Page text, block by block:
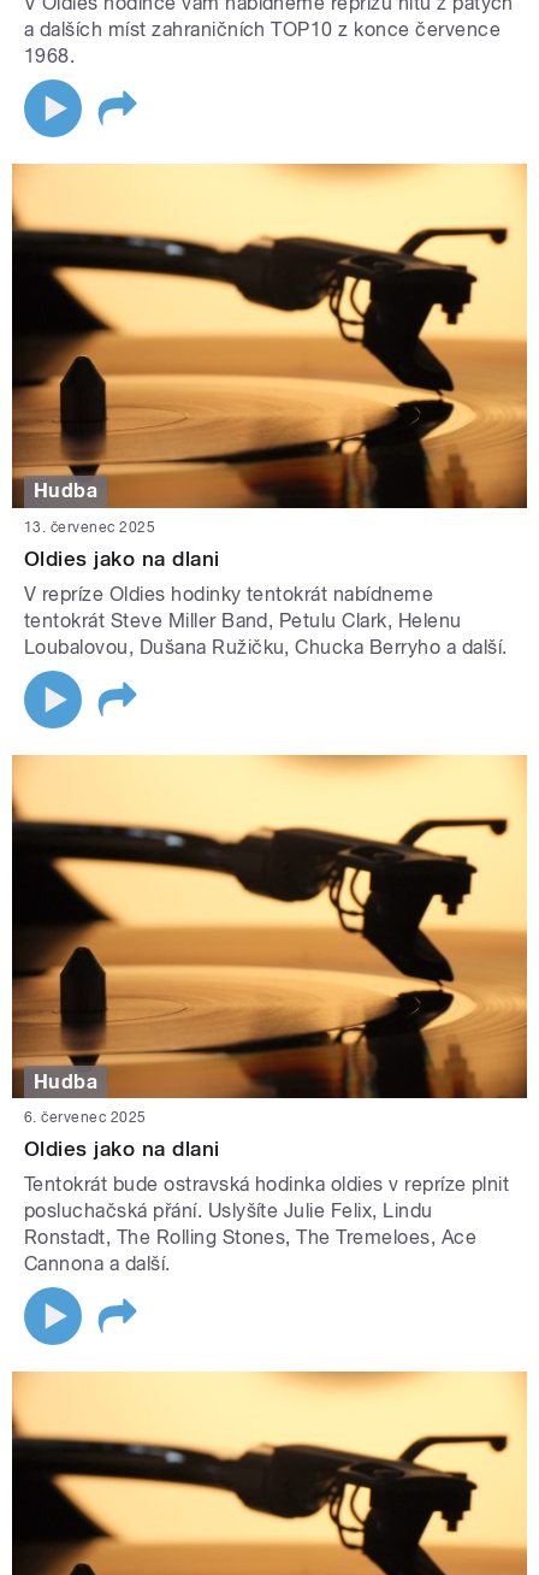
a dalších míst zahraničních TOP10 z konce července
1968.
Hudba
13. červenec 2025
Oldies jako na dlani
V repríze Oldies hodinky tentokrát nabídneme
tentokrát Steve Miller Band, Petulu Clark, Helenu
Loubalovou, Dušana Ružičku, Chucka Berryho a další.
Hudba
6. červenec 2025
Oldies jako na dlani
Tentokrát bude ostravská hodinka oldies v repríze plnit
posluchačská přání. Uslyšíte Julie Felix, Lindu
Ronstadt, The Rolling Stones, The Tremeloes, Ace
Cannona a další.